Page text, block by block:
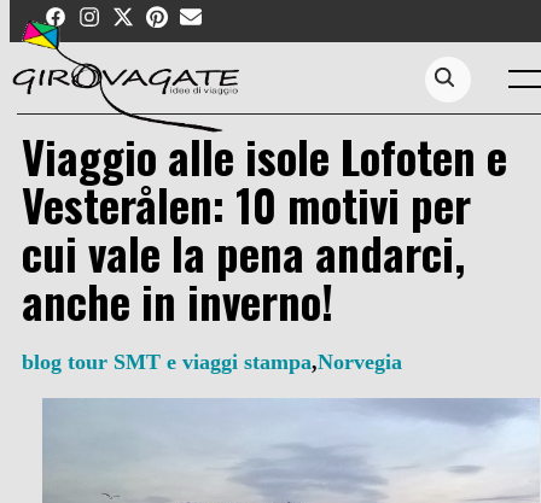
content
Search...
Viaggio alle isole Lofoten e
Vesterålen: 10 motivi per
cui vale la pena andarci,
anche in inverno!
blog tour SMT e viaggi stampa,Norvegia